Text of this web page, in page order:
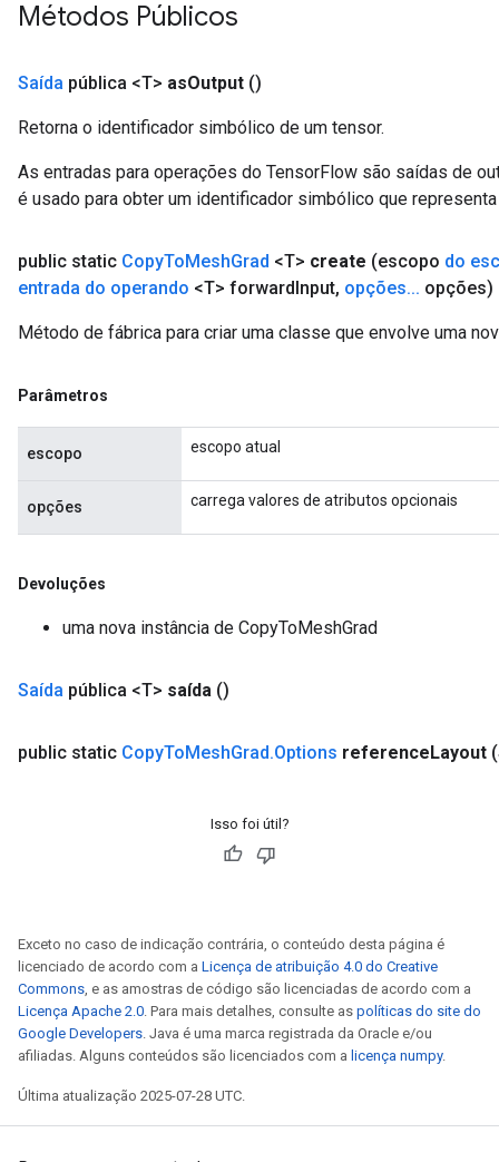
Métodos Públicos
Saída pública <T> asOutput ()
Retorna o identificador simbólico de um tensor.
As entradas para operações do TensorFlow são saídas de
é usado para obter um identificador simbólico que
public static CopyToMeshGrad <T> create (escopo do
entrada do operando <T> forwardInput, opções... opções)
Método de fábrica para criar uma classe que envolve uma
Parâmetros
escopo escopo atual
opções carrega valores de atributos opcionais
Devoluções
uma nova instância de CopyToMeshGrad
Saída pública <T> saída ()
public static CopyToMeshGrad.Options referenceLayout
Isso foi útil?
Exceto no caso de indicação contrária, o conteúdo desta página é
licenciado de acordo com a Licença de atribuição 4.0 do Creative
Commons, e as amostras de código são licenciadas de acordo com a
Licença Apache 2.0. Para mais detalhes, consulte as políticas do site do
Google Developers. Java é uma marca registrada da Oracle e/ou
afiliadas. Alguns conteúdos são licenciados com a licença numpy.
Última atualização 2025-07-28 UTC.